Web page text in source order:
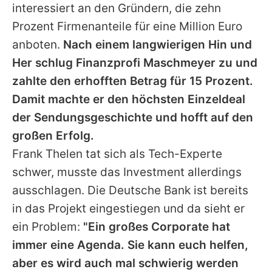
interessiert an den Gründern, die zehn
Prozent Firmenanteile für eine Million Euro
anboten. Nach einem langwierigen Hin und
Her schlug Finanzprofi Maschmeyer zu und
zahlte den erhofften Betrag für 15 Prozent.
Damit machte er den höchsten Einzeldeal
der Sendungsgeschichte und hofft auf den
großen Erfolg.
Frank Thelen tat sich als Tech-Experte
schwer, musste das Investment allerdings
ausschlagen. Die Deutsche Bank ist bereits
in das Projekt eingestiegen und da sieht er
ein Problem: "Ein großes Corporate hat
immer eine Agenda. Sie kann euch helfen,
aber es wird auch mal schwierig werden